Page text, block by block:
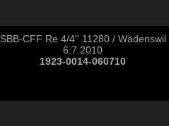
SBB-CFF Re 4/4'' 11280 / Wädenswil
6.7.2010
1923-0014-060710